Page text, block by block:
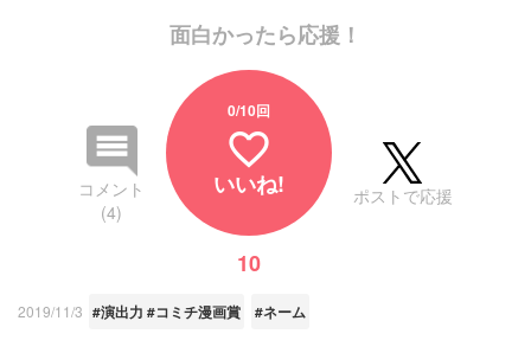
面白かったら応援！
コメント
(4)
0/10回
favorite_border
いいね!
10
ポストで応援
2019/11/3 #演出力 #コミチ漫画賞 #ネーム